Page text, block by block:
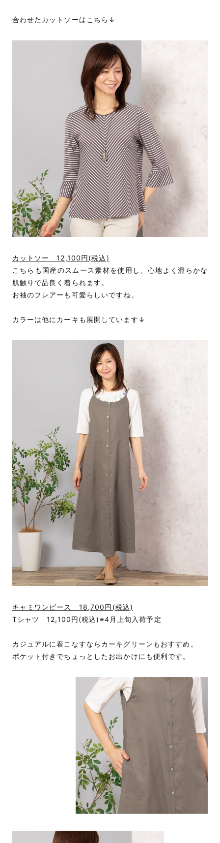
合わせたカットソーはこちら↓
カットソー 12,100円(税込)
こちらも国産のスムース素材を使用し、心地よく滑らかな
肌触りで品良く着られます。
お袖のフレアーも可愛らしいですね。
カラーは他にカーキも展開しています↓
キャミワンピース 18,700円(税込)
Tシャツ 12,100円(税込)※4月上旬入荷予定
カジュアルに着こなすならカーキグリーンもおすすめ。
ポケット付きでちょっとしたお出かけにも便利です。